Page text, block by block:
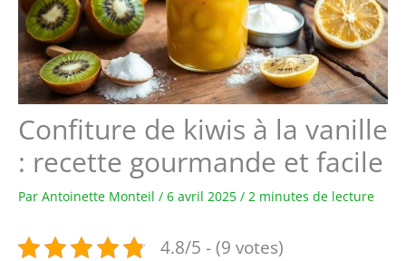
Confiture de kiwis à la vanille
: recette gourmande et facile
Par Antoinette Monteil / 6 avril 2025 / 2 minutes de lecture
4.8/5 - (9 votes)